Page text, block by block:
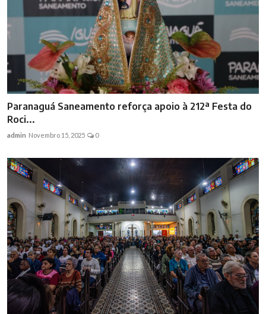
Paranaguá Saneamento reforça apoio à 212ª Festa do
Roci...
admin Novembro 15, 2025 0